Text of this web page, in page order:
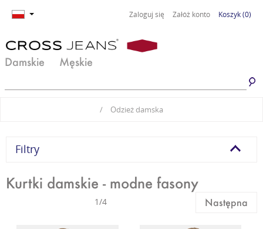
Zaloguj się Załóż konto Koszyk(0)
Damskie Męskie
Jeansy damskie
Odzież damska
Jeansy męskie
Odzież męska
/ Odzież damska
Filtry
Kurtki damskie - modne fasony
Następna
1/4